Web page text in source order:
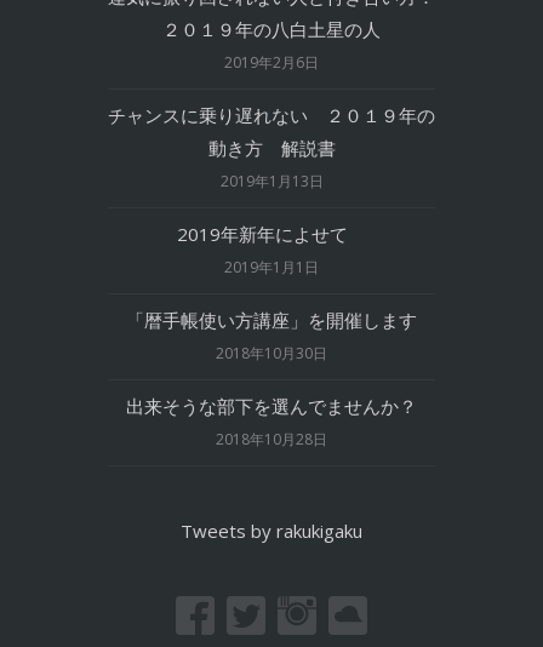
２０１９年の八白土星の人
2019年2月6日
チャンスに乗り遅れない ２０１９年の
動き方 解説書
2019年1月13日
2019年新年によせて
2019年1月1日
「暦手帳使い方講座」を開催します
2018年10月30日
出来そうな部下を選んでませんか？
2018年10月28日
Tweets by rakukigaku